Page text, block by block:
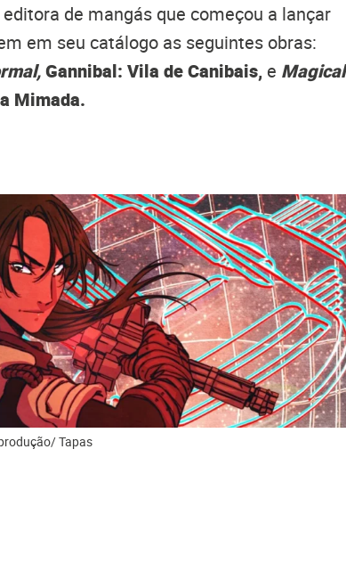
de mangás que começou a lançar
em seu catálogo as seguintes obras:
Gannibal: Vila de Canibais, e Magical
Mimada.
Tapas